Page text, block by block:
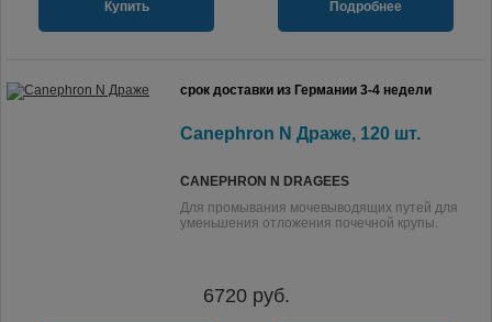
Купить Подробнее
срок доставки из Германии 3-4 недели
Canephron N Драже, 120 шт.
CANEPHRON N DRAGEES
Для промывания мочевыводящих путей для
уменьшения отложения почечной крупы.
6720руб.